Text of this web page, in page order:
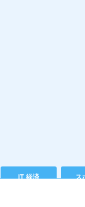
IT 経済 ス